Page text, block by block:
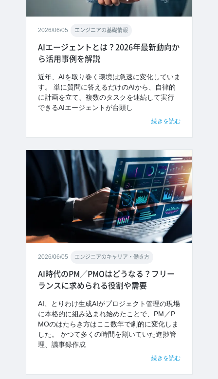
2026/06/05 エンジニアの基礎情報
AIエージェントとは？2026年最新動向か
ら活用事例を解説
近年、AIを取り巻く環境は急速に変化していま
す。 単に質問に答えるだけのAIから、自律的
に計画を立て、複数のタスクを連続して実行
できるAIエージェントが台頭し
続きを読む
2026/06/05 エンジニアのキャリア・働き方
AI時代のPM／PMOはどうなる？フリー
ランスに求められる役割や需要
AI、とりわけ生成AIがプロジェクト管理の現場
に本格的に組み込まれ始めたことで、PM／P
MOのはたらき方はここ数年で劇的に変化しま
した。 かつて多くの時間を割いていた進捗管
理、議事録作成
続きを読む